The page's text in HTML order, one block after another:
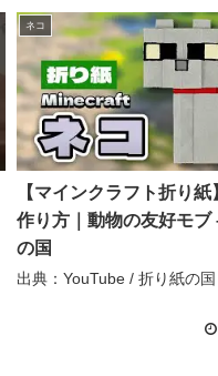
ネコ
【マインクラフト折り
作り方｜動物の友好モブ
の国
出典：YouTube / 折り紙の国